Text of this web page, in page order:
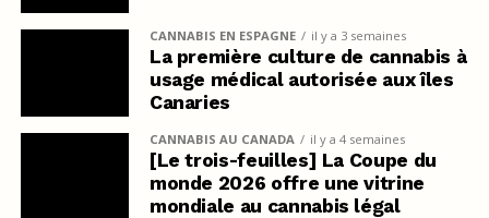
CANNABIS EN ESPAGNE il y a 3 semaines
La première culture de cannabis à
usage médical autorisée aux îles
Canaries
CANNABIS AU CANADA il y a 4 semaines
[Le trois-feuilles] La Coupe du
monde 2026 offre une vitrine
mondiale au cannabis légal